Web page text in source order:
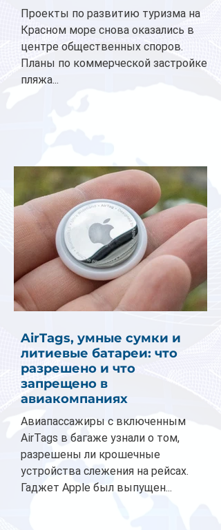
Проекты по развитию туризма на
Красном море снова оказались в
центре общественных споров.
Планы по коммерческой застройке
пляжа...
AirTags, умные сумки и
литиевые батареи: что
разрешено и что
запрещено в
авиакомпаниях
Авиапассажиры с включенным
AirTags в багаже узнали о том,
разрешены ли крошечные
устройства слежения на рейсах.
Гаджет Apple был выпущен...